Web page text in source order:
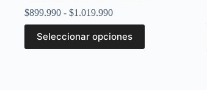
$899.990 - $1.019.990
Seleccionar opciones